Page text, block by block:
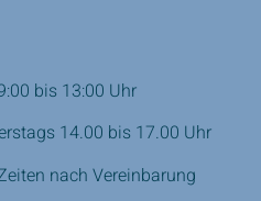
bis 13:00 Uhr
14.00 bis 17.00 Uhr
nach Vereinbarung